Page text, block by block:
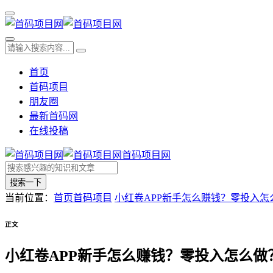
首页
首码项目
朋友圈
最新首码网
在线投稿
首码项目网
搜索一下
当前位置： 首页首码项目 小红卷APP新手怎么赚钱？零投入怎
正文
小红卷APP新手怎么赚钱？零投入怎么做